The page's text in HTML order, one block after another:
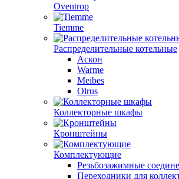
Oventrop
Tiemme
Распределительные котельные
Аскон
Warme
Meibes
Olrus
Коллекторные шкафы
Кронштейны
Комплектующие
Резьбозажимные
Переходники для